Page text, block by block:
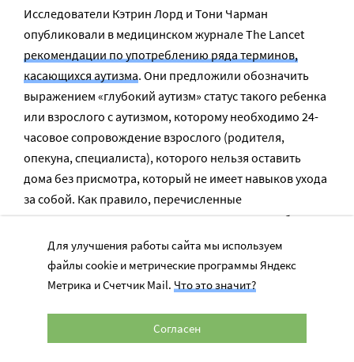
Исследователи Кэтрин Лорд и Тони Чарман
опубликовали в медицинском журнале The Lancet
рекомендации по употреблению ряда терминов,
касающихся аутизма. Они предложили обозначить
выражением «глубокий аутизм» статус такого ребенка
или взрослого с аутизмом, которому необходимо 24-
часовое сопровождение взрослого (родителя,
опекуна, специалиста), которого нельзя оставить
дома без присмотра, который не имеет навыков ухода
за собой. Как правило, перечисленные
характеристики подразумевают IQ ниже 50, либо
очень слабые речевые навыки, либо то и другое
вместе. Люди с аутизмом, соответствующие данному
описанию, составляют, по разным оценкам, от 18% до
Эти рекомендации не нашли одобрения у
Для улучшения работы сайта мы используем
файлы cookie и метрические программы Яндекс
Метрика и Счетчик Mail. Что это значит?
Согласен